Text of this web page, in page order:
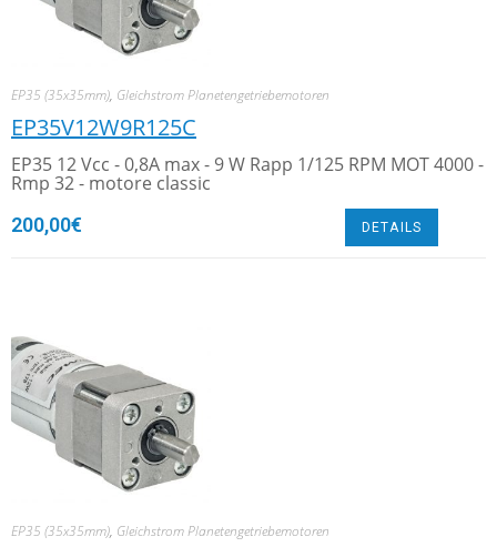
EP35 (35x35mm), Gleichstrom Planetengetriebemotoren
EP35V12W9R125C
EP35 12 Vcc - 0,8A max - 9 W Rapp 1/125 RPM MOT 4000 -
Rmp 32 - motore classic
200,00€ DETAILS
EP35 (35x35mm), Gleichstrom Planetengetriebemotoren